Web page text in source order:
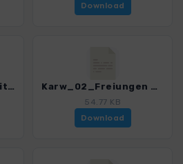
Download
Karw_01_Reither Spitze_4484_11.gpx Karw_02_Freiungen Hoehenweg_4484_11.gpx
54.77 KB
Download